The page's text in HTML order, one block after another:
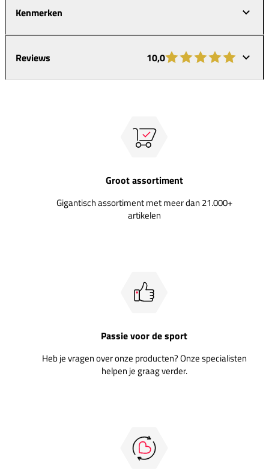
Kenmerken
Reviews 10,0
Groot assortiment
Gigantisch assortiment met meer dan 21.000+
artikelen
Passie voor de sport
Heb je vragen over onze producten? Onze specialisten
helpen je graag verder.